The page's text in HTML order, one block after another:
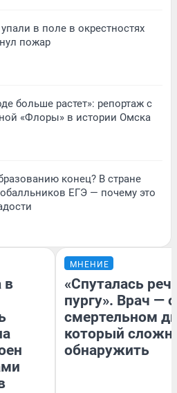
в поле в окрестностях
пожар
больше растет»: репортаж с
«Флоры» в истории Омска
конец? В стране
ЕГЭ — почему это
в
МНЕНИЕ
«Спуталась
пургу». Врач — о
смертельном
который
обнаружить